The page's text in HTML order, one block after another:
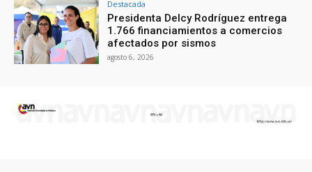
Destacada
Presidenta Delcy Rodríguez entrega
1.766 financiamientos a comercios
afectados por sismos
agosto 6, 2026